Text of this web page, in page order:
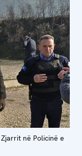
në Policinë e